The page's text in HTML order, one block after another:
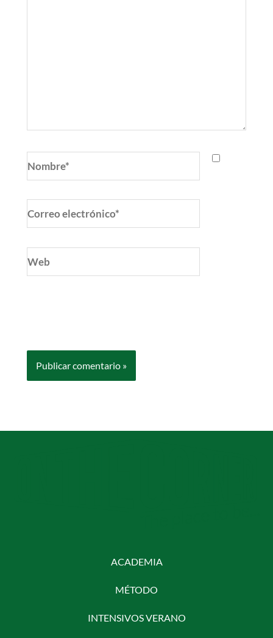
electrónico*
ACADEMIA
MÉTODO
INTENSIVOS VERANO